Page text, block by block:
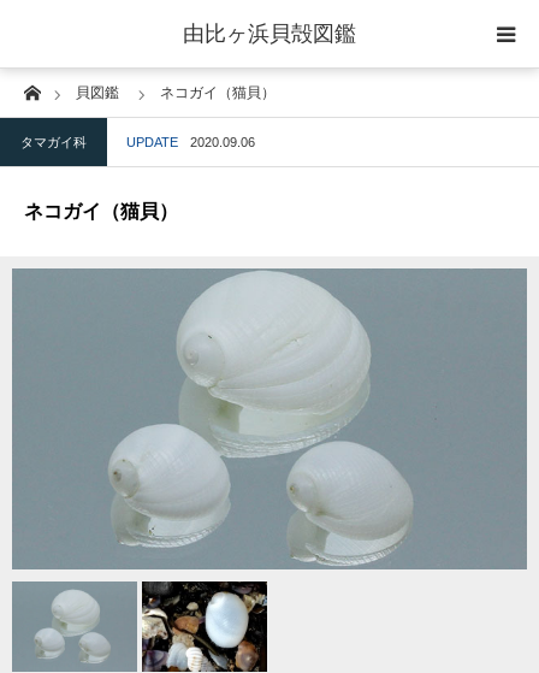
由比ヶ浜貝殻図鑑
Home貝図鑑 ネコガイ（猫貝）
タマガイ科 UPDATE 2020.09.06
ネコガイ（猫貝）
home
二枚貝綱